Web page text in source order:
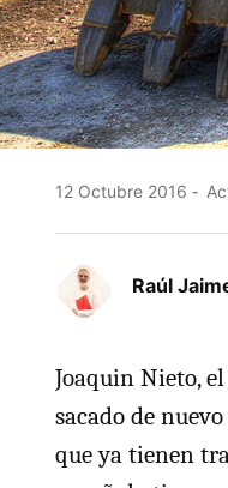
12 Octubre 2016
Raúl
Joaquin Nieto,
sacado de
que ya tienen